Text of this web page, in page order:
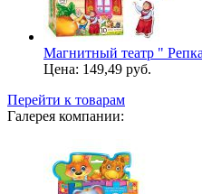
Магнитный театр "
Цена: 149,49 руб.
Перейти к товарам
Галерея компании: